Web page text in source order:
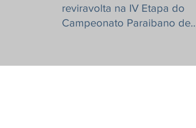
reviravolta na IV Etapa do
Campeonato Paraibano de